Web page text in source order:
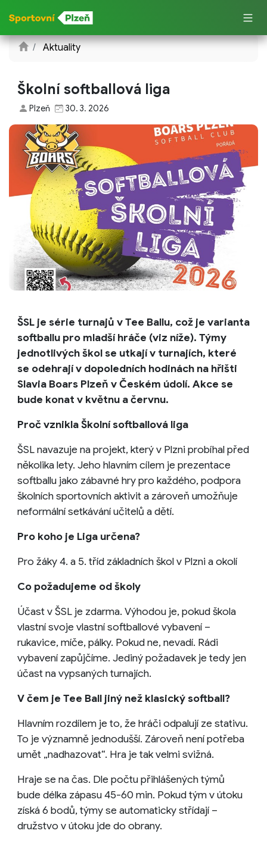
Aktuality
Školní softballová liga
Plzeň 30. 3. 2026
ŠSL je série turnajů v Tee Ballu, což je varianta
softballu pro mladší hráče (viz níže). Týmy
jednotlivých škol se utkají v turnajích, které
se odehrají v dopoledních hodinách na hřišti
Slavia Boars Plzeň v Českém údolí. Akce se
bude konat v květnu a červnu.
Proč vznikla Školní softballová liga
ŠSL navazuje na projekt, který v Plzni probíhal před
několika lety. Jeho hlavním cílem je prezentace
softballu jako zábavné hry pro každého, podpora
školních sportovních aktivit a zároveň umožňuje
neformální setkávání učitelů a dětí.
Pro koho je Liga určena?
Pro žáky 4. a 5. tříd základních škol v Plzni a okolí
Co požadujeme od školy
Účast v ŠSL je zdarma. Výhodou je, pokud škola
vlastní svoje vlastní softballové vybavení –
rukavice, míče, pálky. Pokud ne, nevadí. Rádi
vybavení zapůjčíme. Jediný požadavek je tedy jen
účast na vypsaných turnajích.
V čem je Tee Ball jiný než klasický softball?
Hlavním rozdílem je to, že hráči odpalují ze stativu.
To je významně jednodušší. Zároveň není potřeba
umět „nadhazovat“. Hra je tak velmi svižná.
Hraje se na čas. Dle počtu přihlášených týmů
bude délka zápasu 45-60 min. Pokud tým v útoku
získá 6 bodů, týmy se automaticky střídají –
družstvo v útoku jde do obrany.